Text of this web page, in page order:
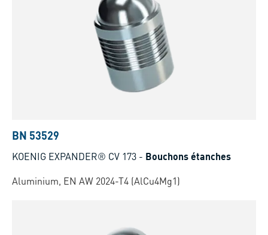
BN 53529
KOENIG EXPANDER® CV 173 - Bouchons étanches
Aluminium, EN AW 2024-T4 (AlCu4Mg1)